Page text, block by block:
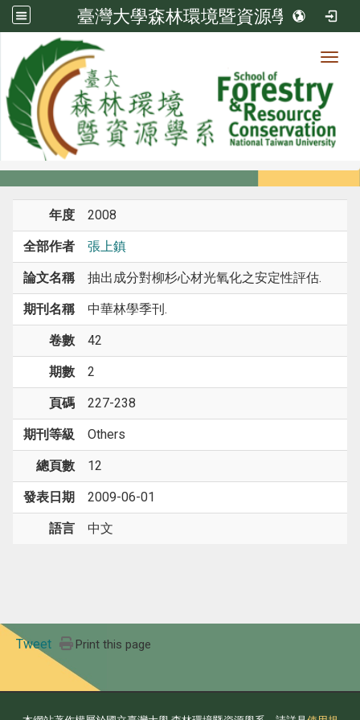
臺灣大學森林環境暨資源學系
系所成員
系所成員
年度 2008
全部作者 張上鎮
論文名稱 抽出成分對柳杉心材光氧化之安定性評估.
期刊名稱 中華林學季刊.
卷數 42
期數 2
頁碼 227-238
期刊等級 Others
總頁數 12
發表日期 2009-06-01
語言 中文
Tweet Print this page